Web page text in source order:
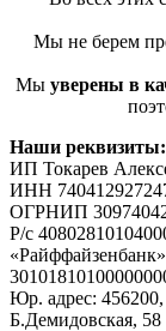
Мы не берем
Мы уверены в
Наши реквизиты:
ИП Токарев
ИНН
ОГРНИП
Р/с
Юр. адрес: 456200,
Б.Демидовская, 58